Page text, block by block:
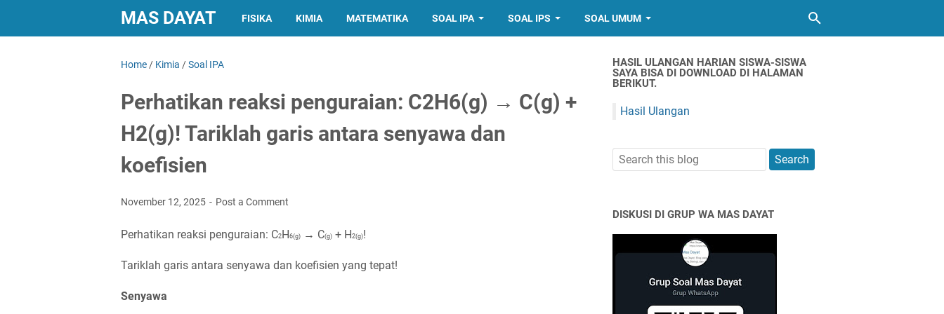
MAS DAYAT FISIKA KIMIA MATEMATIKA SOAL IPA SOAL IPS SOAL UMUM
Home / Kimia /Soal IPA
Perhatikan reaksi penguraian: С2Н6(g) → С(g) +
H2(g)! Tariklah garis antara senyawa dan
koefisien
November 12, 2025 Post a Comment
Perhatikan reaksi penguraian: С2Н6(g) → С(g) + H2(g)!
Tariklah garis antara senyawa dan koefisien yang tepat!
Senyawa
HASIL ULANGAN HARIAN SISWA-SISWA
SAYA BISA DI DOWNLOAD DI HALAMAN
BERIKUT.
Hasil Ulangan
DISKUSI DI GRUP WA MAS DAYAT